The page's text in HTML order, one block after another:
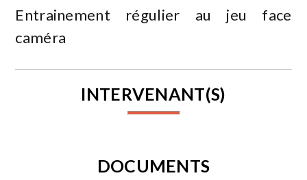
Entrainement régulier au jeu face
caméra
INTERVENANT(S)
DOCUMENTS